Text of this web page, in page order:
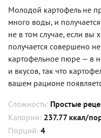
Молодой картофель не
много воды, и
не в том случае, если вы
получается совершено
картофельное пюре — в
и вкусов, так что
вашем рационе
Сложность: Простые
Калории: 237.77 ккал/
Порций: 4